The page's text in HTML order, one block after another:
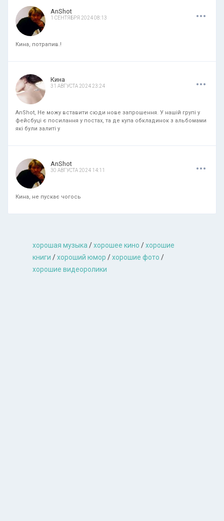
AnShot
1 СЕНТЯБРЯ 2024 08:13 ...
Кина, потрапив.!
Кина
31 АВГУСТА 2024 23:24 ...
AnShot, Не можу вставити сюди нове запрошення. У нашій групі у
фейсбуці є посилання у постах, та де купа обкладинок з альбомами
які були залиті у
AnShot
30 АВГУСТА 2024 14:11 ...
Кина, не пускає чогось
хорошая музыкa /хорошее кино /хорошие
книги /хороший юмор /хорошие фото /
хорошие видеоролики